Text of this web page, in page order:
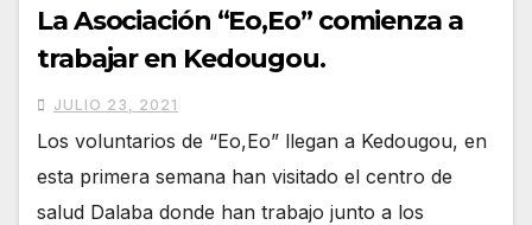
La Asociación “Eo,Eo” comienza a
trabajar en Kedougou.
JULIO 23, 2021
Los voluntarios de “Eo,Eo” llegan a Kedougou, en
esta primera semana han visitado el centro de
salud Dalaba donde han trabajo junto a los